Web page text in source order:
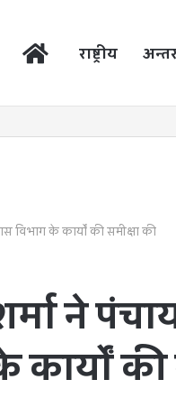
राष्ट्रीय
विभाग के कार्यों की समीक्षा की
ने